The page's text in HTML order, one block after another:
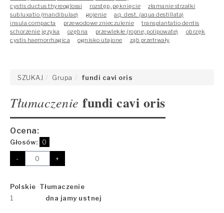
cystis ductus thyreoglossi
rozstęp, pęknięcie
złamanie strzałki
subluxatio (mandibulae)
gojenie
aq. dest. (aqua destillata)
insula compacta
przewodowe znieczulenie
transplantatio dentis
schorzenie języka
ozębna przewlekłe (ropne, polipowate)
obrzęk
cystis haemorrhagica
ognisko utajone ząb przetrwały
SZUKAJ Grupa fundi cavi oris
Tłumaczenie fundi cavi oris
Ocena:
Głosów: 0
- +
Polskie Tłumaczenie
1
dna jamy ustnej